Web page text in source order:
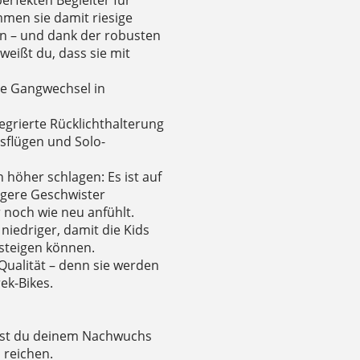
sie damit riesige
– und dank der robusten
du, dass sie mit
Gangwechsel in
Rücklichthalterung
und Solo-
schlagen: Es ist auf
Geschwister
wie neu anfühlt.
damit die Kids
können.
– denn sie werden
Bikes.
du deinem Nachwuchs